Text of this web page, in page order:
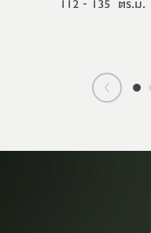
112 - 135  ตร.ม.